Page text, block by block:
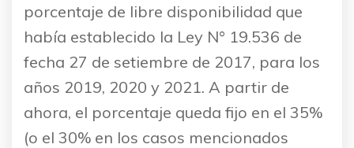
porcentaje de libre disponibilidad que
había establecido la Ley N° 19.536 de
fecha 27 de setiembre de 2017, para los
años 2019, 2020 y 2021. A partir de
ahora, el porcentaje queda fijo en el 35%
(o el 30% en los casos mencionados